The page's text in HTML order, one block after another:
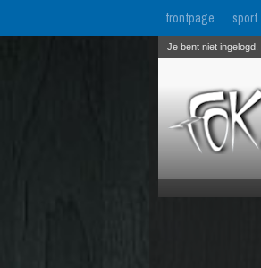
frontpage sport
Je bent niet ingelogd.